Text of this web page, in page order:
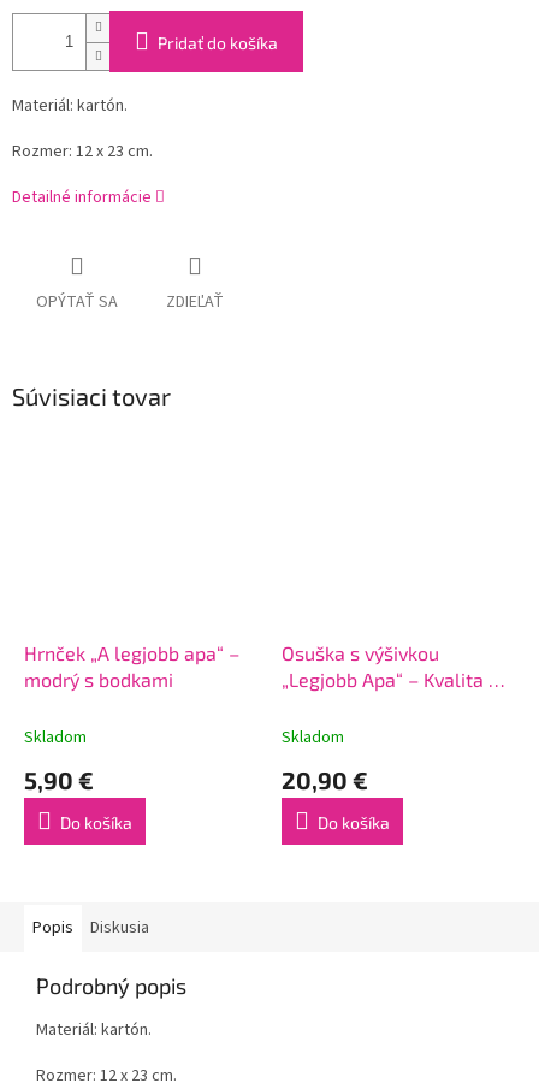
Pridať do košíka
Materiál: kartón.
Rozmer: 12 x 23 cm.
Detailné informácie
OPÝTAŤ SA ZDIEĽAŤ
Súvisiaci tovar
Hrnček „A legjobb apa“ –
modrý s bodkami
Skladom
5,90 €
Do košíka
Osuška s výšivkou
„Legjobb Apa“ – Kvalita a
(70x140cm)
Skladom
20,90 €
Do košíka
Popis Diskusia
Podrobný popis
Materiál: kartón.
Rozmer: 12 x 23 cm.